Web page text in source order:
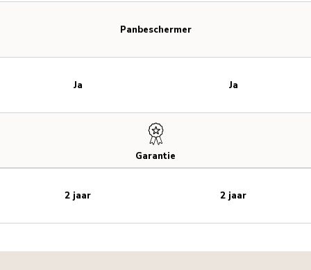
Panbeschermer
Garantie
Ja
2 jaar
Ja
2 jaar